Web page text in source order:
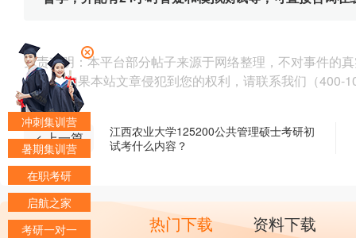
免责声明：本平台部分帖子来源于网络整理，不对事件的
为准。 如果本站文章侵犯到您的权利，请联系我们（400-
< 上一篇
江西农业大学125200公共管理硕士考研初
试考什么内容？
热门下载 资料下载
冲刺集训营
暑期集训营
在职考研
启航之家
考研一对一